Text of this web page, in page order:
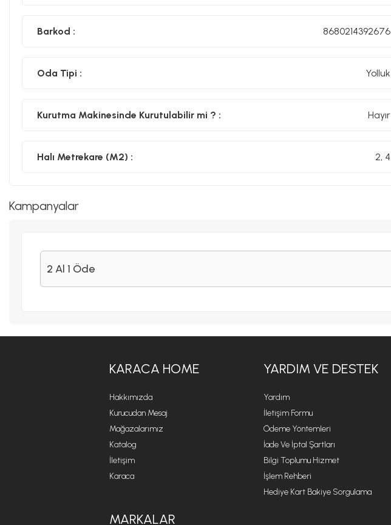
Barkod : 8680214392676
Oda Tipi : Yolluk
Kurutma Makinesinde Kurutulabilir mi ? : Hayır
Halı Metrekare (M2) : 2, 4
Kampanyalar
2 Al 1 Öde
KARACA HOME
Hakkımızda
Kurucudan Mesaj
Mağazalarımız
Katalog
İletişim
Karaca
YARDIM VE DESTEK
Yardım
İletişim Formu
Ödeme Yöntemleri
İade Ve İptal Şartları
Bilgi Toplumu Hizmet
İşlem Rehberi
Hediye Kart Bakiye Sorgulama
MARKALAR